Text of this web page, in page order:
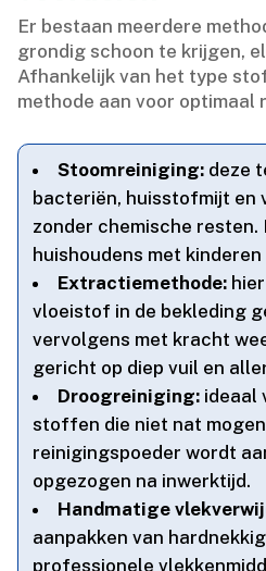
Er bestaan meerdere
grondig schoon te krijgen,
Afhankelijk van het type
methode aan voor optimaal
Stoomreiniging: deze
bacteriën, huisstofmijt en
zonder chemische
huishoudens met
Extractiemethode:
vloeistof in de bekleding
vervolgens met kracht
gericht op diep vuil en
Droogreiniging: ideaal
stoffen die niet nat
reinigingspoeder wordt
opgezogen na inwerktijd.​
Handmatige
aanpakken van
professionele